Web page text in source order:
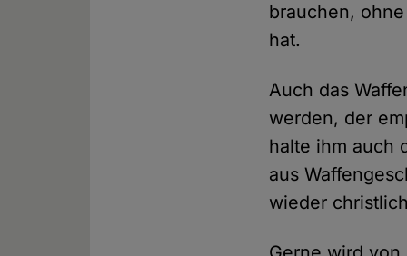
brauchen,
hat.
Auch das
werden, der
halte ihm auch
aus
wieder